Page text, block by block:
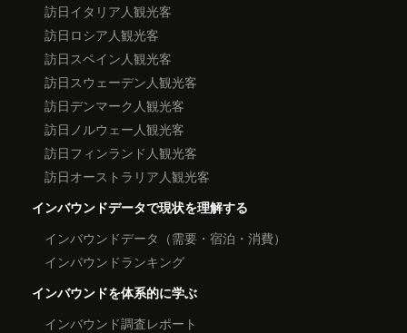
訪日イタリア人観光客
訪日ロシア人観光客
訪日スペイン人観光客
訪日スウェーデン人観光客
訪日デンマーク人観光客
訪日ノルウェー人観光客
訪日フィンランド人観光客
訪日オーストラリア人観光客
インバウンドデータで現状を理解する
インバウンドデータ（需要・宿泊・消費）
インバウンドランキング
インバウンドを体系的に学ぶ
インバウンド調査レポート